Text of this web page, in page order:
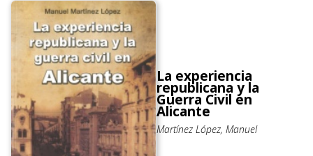
La experiencia
republicana y la
Guerra Civil en
Alicante
Martínez López, Manuel